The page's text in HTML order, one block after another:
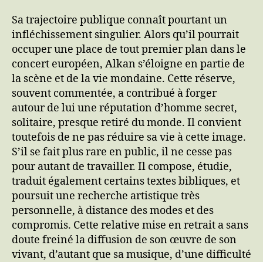
Sa trajectoire publique connaît pourtant un
infléchissement singulier. Alors qu’il pourrait
occuper une place de tout premier plan dans le
concert européen, Alkan s’éloigne en partie de
la scène et de la vie mondaine. Cette réserve,
souvent commentée, a contribué à forger
autour de lui une réputation d’homme secret,
solitaire, presque retiré du monde. Il convient
toutefois de ne pas réduire sa vie à cette image.
S’il se fait plus rare en public, il ne cesse pas
pour autant de travailler. Il compose, étudie,
traduit également certains textes bibliques, et
poursuit une recherche artistique très
personnelle, à distance des modes et des
compromis. Cette relative mise en retrait a sans
doute freiné la diffusion de son œuvre de son
vivant, d’autant que sa musique, d’une difficulté